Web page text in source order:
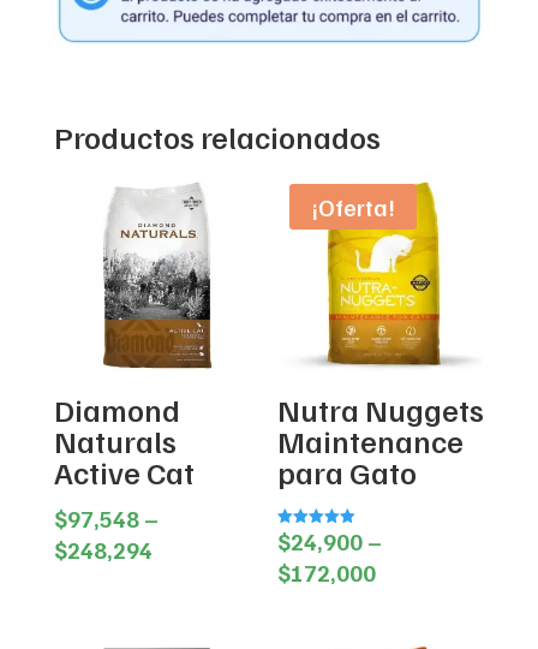
Productos relacionados
Diamond
Naturals
Active Cat
$97,548 –
$248,294Price
through
¡Oferta!
Nutra Nuggets
Maintenance
para Gato
Valorado en
5.00
de 5
$24,900 –
$172,000Price